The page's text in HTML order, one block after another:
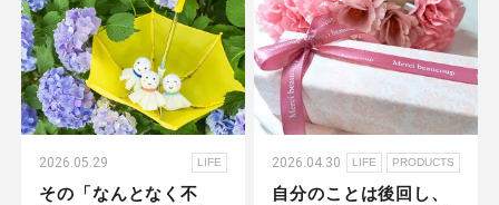
2026.05.29 LIFE
その「なんとなく不
2026.04.30 LIFE PRODUCTS
自分のことは後回し、